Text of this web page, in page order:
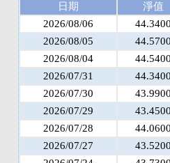
日期
淨值
2026/08/06
2026/08/05
2026/08/04
2026/07/31
2026/07/30
2026/07/29
2026/07/28
2026/07/27